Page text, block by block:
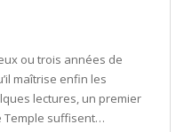
ou trois années de
maîtrise enfin les
lectures, un premier
Temple suffisent…